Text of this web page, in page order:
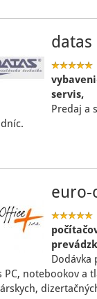
datas
servis,
Predaj a
Dodávka
PC, notebookov a